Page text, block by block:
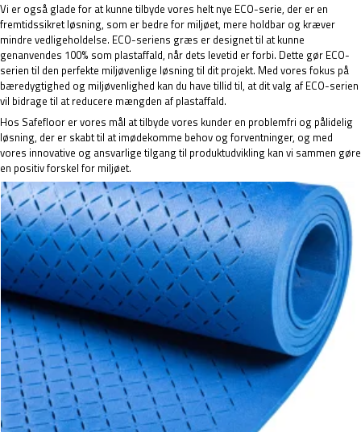
Vi er også glade for at kunne tilbyde vores helt nye ECO-serie, der er en
fremtidssikret løsning, som er bedre for miljøet, mere holdbar og kræver
mindre vedligeholdelse. ECO-seriens græs er designet til at kunne
genanvendes 100% som plastaffald, når dets levetid er forbi. Dette gør ECO-
serien til den perfekte miljøvenlige løsning til dit projekt. Med vores fokus på
bæredygtighed og miljøvenlighed kan du have tillid til, at dit valg af ECO-serien
vil bidrage til at reducere mængden af plastaffald.
Hos Safefloor er vores mål at tilbyde vores kunder en problemfri og pålidelig
løsning, der er skabt til at imødekomme behov og forventninger, og med
vores innovative og ansvarlige tilgang til produktudvikling kan vi sammen gøre
en positiv forskel for miljøet.